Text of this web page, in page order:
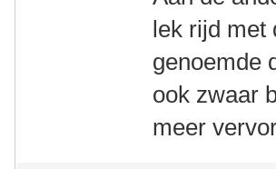
lek rijd met
genoemde
ook zwaar
meer